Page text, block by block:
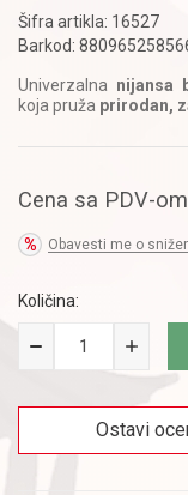
Šifra artikla: 16527
Barkod:
Univerzalna nijansa
koja pruža prirodan,
Cena sa PDV-
Obavesti me o
Količina:
Ostavi